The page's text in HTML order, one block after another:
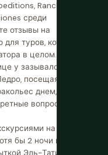
Rancho
среди
отзывы на
туров, которые
в целом.
у зазывалок —
посещая
днем,
вопросы
на
бы 2 ночи в
Эль-Татио